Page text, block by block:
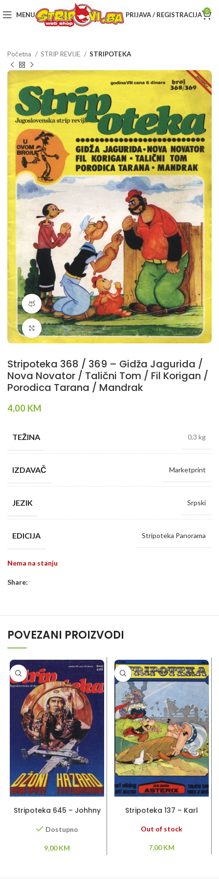
MENU PRIJAVA / REGISTRACIJA 0
Početna STRIP REVIJE STRIPOTEKA
360 product view
Klikni da povečaš
Stripoteka 368 / 369 – Gidža Jagurida /
Nova Novator / Talični Tom / Fil Korigan /
Porodica Tarana / Mandrak
4,00 KM
TEŽINA 0,3 kg
IZDAVAČ Marketprint
JEZIK Srpski
EDICIJA Stripoteka Panorama
Nema na stanju
Share:
POVEZANI PROIZVODI
Stripoteka 645 – Johhny
Dostupno
9,00KM
Stripoteka 137 – Karl
Tom
Out of stock
7,00KM